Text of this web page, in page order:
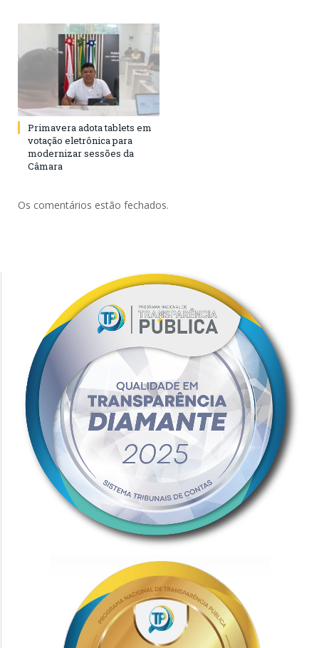
Primavera adota tablets em
votação eletrônica para
modernizar sessões da
Câmara
Os comentários estão fechados.